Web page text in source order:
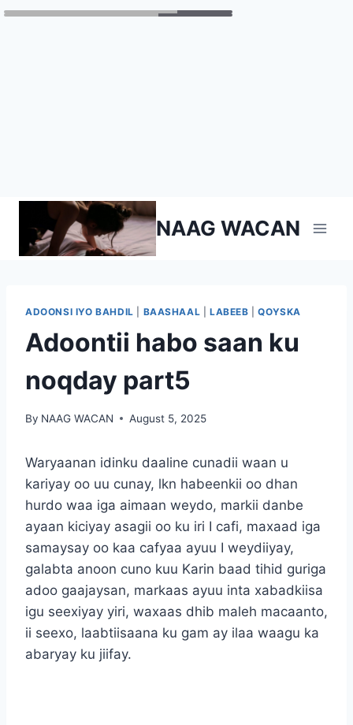
content
NAAG WACAN
ADOONSI IYO BAHDIL BAASHAAL |LABEEB |QOYSKA
Adoontii habo saan ku
noqday part5
By NAAG WACAN August 5, 2025
Waryaanan idinku daaline cunadii waan u
kariyay oo uu cunay, lkn habeenkii oo dhan
hurdo waa iga aimaan weydo, markii danbe
ayaan kiciyay asagii oo ku iri I cafi, maxaad iga
samaysay oo kaa cafyaa ayuu I weydiiyay,
galabta anoon cuno kuu Karin baad tihid guriga
adoo gaajaysan, markaas ayuu inta xabadkiisa
igu seexiyay yiri, waxaas dhib maleh macaanto,
ii seexo, laabtiisaana ku gam ay ilaa waagu ka
abaryay ku jiifay.